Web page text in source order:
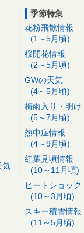
気
季節特集
花粉飛散情報
(1～5月頃)
桜開花情報
(2～5月頃)
GWの天気
(4～5月頃)
梅雨入り・明け
(5～7月頃)
熱中症情報
(4～9月頃)
紅葉見頃情報
(10～11月頃)
ヒートショック
(10～3月頃)
スキー積雪情報
(11～5月頃)